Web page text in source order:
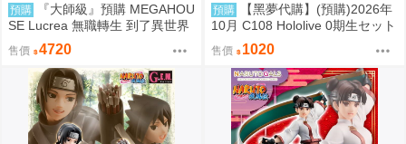
預購
『大師級』預購 MEGAHOU
SE Lucrea 無職轉生 到了異世界
就拿出真本事 艾莉絲·格雷拉特
售價 4720
預購
【黑夢代購】(預購)2026年
10月 C108 Hololive 0期生セット
【非公式】套組 社團名:空色姉妹
繪師:綾香
售價 1020